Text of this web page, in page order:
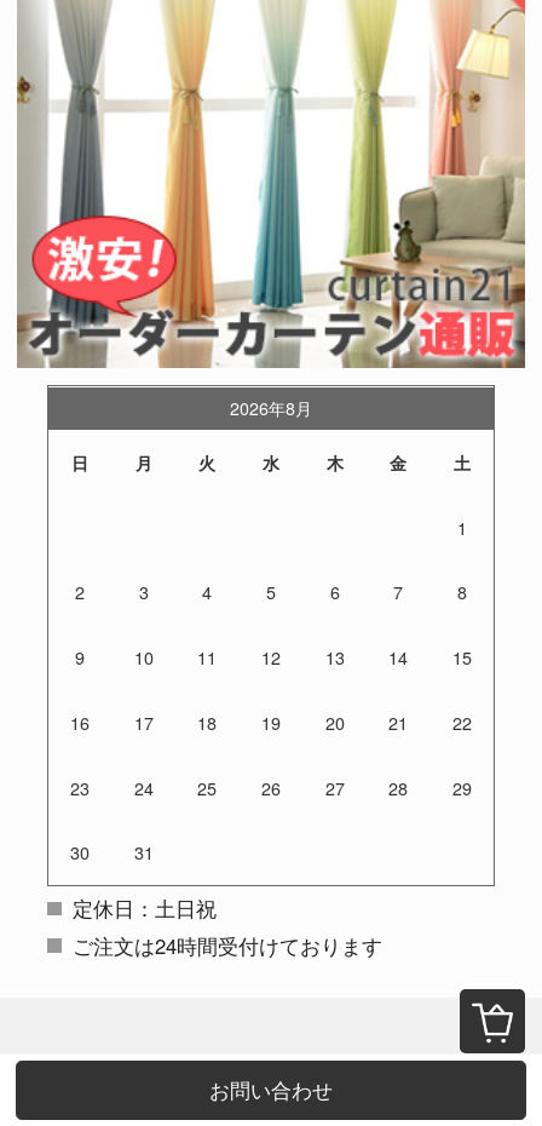
お問い合わせ
2026年8月
日 月 火 水 木 金 土
1
2 3 4 5 6 7 8
9 10 11 12 13 14 15
16 17 18 19 20 21 22
23 24 25 26 27 28 29
30 31
定休日：土日祝
ご注文は24時間受付けております